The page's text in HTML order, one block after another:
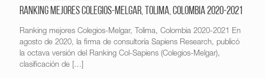
Ranking mejores Colegios-Melgar, Tolima, Colombia 2020-2021
Ranking mejores Colegios-Melgar, Tolima, Colombia 2020-2021 En
agosto de 2020, la firma de consultoría Sapiens Research, publicó
la octava versión del Ranking Col-Sapiens (Colegios-Melgar),
clasificación de […]